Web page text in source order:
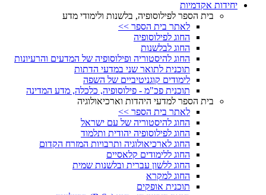
יחידות אקדמיות
בית הספר לפילוסופיה, בלשנות ולימודי מדע
לאתר בית הספר >>
החוג לפילוסופיה
החוג לבלשנות
החוג להיסטוריה ופילוסופיה של המדעים והרעיונות
תוכנית לתואר שני במדעי הדתות
לימודים קוגניטיביים של השפה
תוכנית פכ"מ - פילוסופיה, כלכלה, מדע המדינה
בית הספר למדעי היהדות וארכיאולוגיה
לאתר בית הספר >>
החוג להיסטוריה של עם ישראל
החוג לפילוסופיה יהודית ותלמוד
החוג לארכיאולוגיה ותרבויות המזרח הקדום
החוג ללימודים קלאסיים
החוג ללשון עברית ובלשנות שמית
החוג למקרא
תוכנית אופקים